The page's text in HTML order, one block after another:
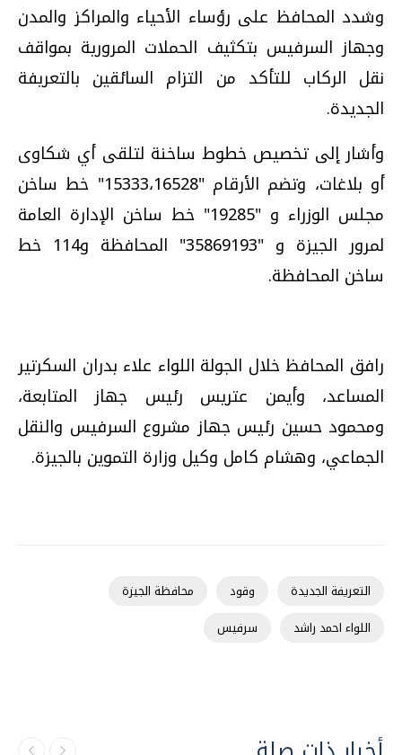
وشدد المحافظ على رؤساء الأحياء والمراكز والمدن
وجهاز السرفيس بتكثيف الحملات المرورية بمواقف
نقل الركاب للتأكد من التزام السائقين بالتعريفة
الجديدة.
وأشار إلى تخصيص خطوط ساخنة لتلقى أي شكاوى
أو بلاغات، وتضم الأرقام "15333،16528" خط ساخن
مجلس الوزراء و "19285" خط ساخن الإدارة العامة
لمرور الجيزة و "35869193" المحافظة و114 خط
ساخن المحافظة.
رافق المحافظ خلال الجولة اللواء علاء بدران السكرتير
المساعد، وأيمن عتريس رئيس جهاز المتابعة،
ومحمود حسين رئيس جهاز مشروع السرفيس والنقل
الجماعي، وهشام كامل وكيل وزارة التموين بالجيزة.
التعريفة الجديدة وقود
محافظة الجيزة
اللواء احمد راشد
سرفيس